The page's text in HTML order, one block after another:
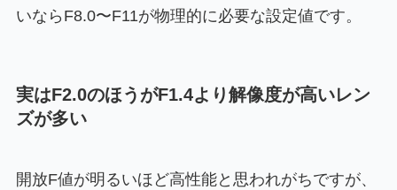
いならF8.0〜F11が物理的に必要な設定値です。
実はF2.0のほうがF1.4より解像度が高いレン
ズが多い
開放F値が明るいほど高性能と思われがちですが、